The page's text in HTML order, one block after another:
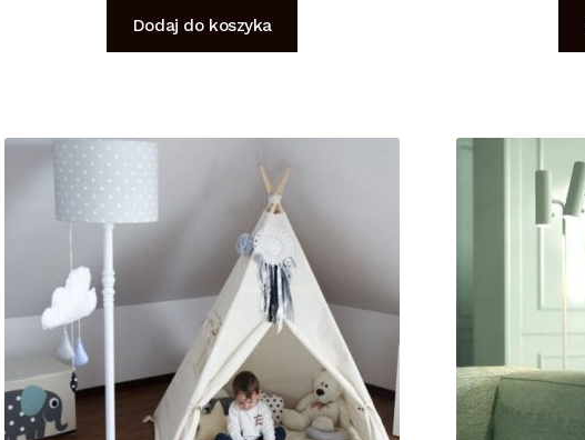
Dodaj do koszyka